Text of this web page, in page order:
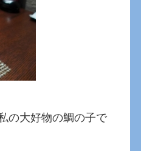
の大好物の鯛の子で